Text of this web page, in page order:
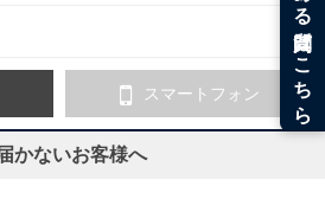
スマートフォン
かないお客様へ